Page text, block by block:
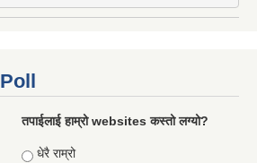
Poll
तपाईलाई हाम्रो websites कस्तो लग्यो?
Choices
धेरै राम्रो